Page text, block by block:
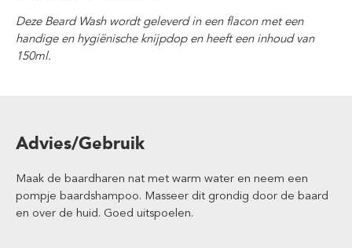
Deze Beard Wash wordt geleverd in een flacon met een
handige en hygiënische knijpdop en heeft een inhoud van
150ml.
Advies/Gebruik
Maak de baardharen nat met warm water en neem een
pompje baardshampoo. Masseer dit grondig door de baard
en over de huid. Goed uitspoelen.